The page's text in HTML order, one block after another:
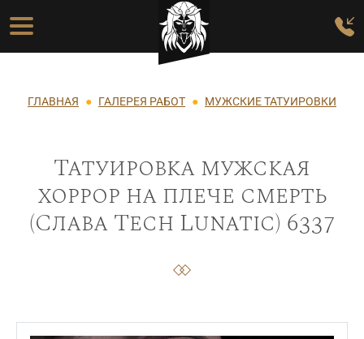
Перейти к основному содержанию
Основная навигация
Строка навигации
ГЛАВНАЯ ГАЛЕРЕЯ РАБОТ МУЖСКИЕ ТАТУИРОВКИ
Татуировка мужская
хоррор на плече смерть
(Слава Tech Lunatic) 6337